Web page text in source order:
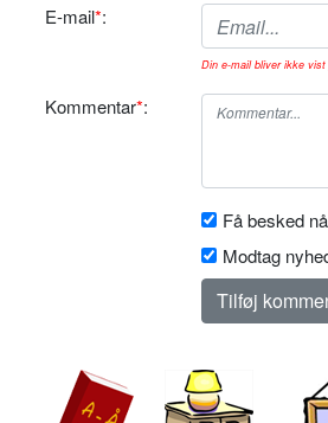
E-mail*:
Din e-mail bliver ikke
Kommentar*:
Få besked
Modtag